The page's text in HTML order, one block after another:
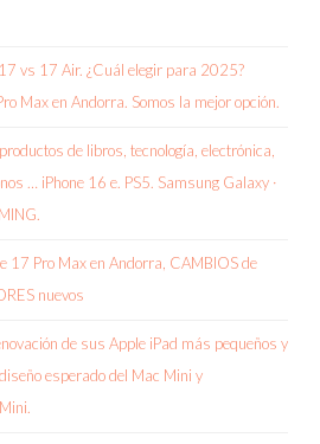
vs 17 Air. ¿Cuál elegir para 2025?
Max en Andorra. Somos la mejor opción.
de libros, tecnología, electrónica,
… iPhone 16 e. PS5. Samsung Galaxy ·
17 Pro Max en Andorra, CAMBIOS de
nuevos
de sus Apple iPad más pequeños y
esperado del Mac Mini y